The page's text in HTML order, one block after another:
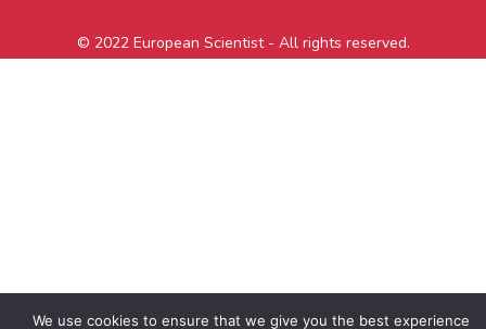
© 2022 European Scientist - All rights reserved.
We use cookies to ensure that we give you the best experience